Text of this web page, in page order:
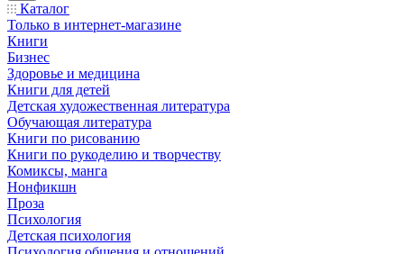
Каталог
Только в интернет-магазине
Книги
Бизнес
Здоровье и медицина
Книги для детей
Детская художественная литература
Обучающая литература
Книги по рисованию
Книги по рукоделию и творчеству
Комиксы, манга
Нонфикшн
Проза
Психология
Детская психология